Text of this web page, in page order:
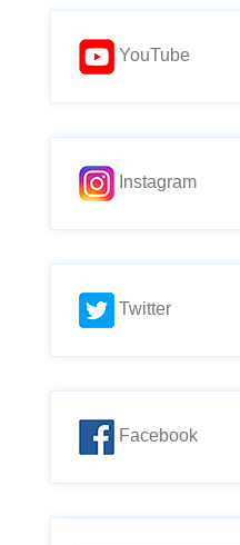
YouTube
Instagram
Twitter
Facebook